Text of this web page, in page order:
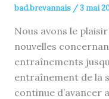
bad.brevannais /3 mai
Nous avons le
nouvelles
entraînements
entraînement de la
continue